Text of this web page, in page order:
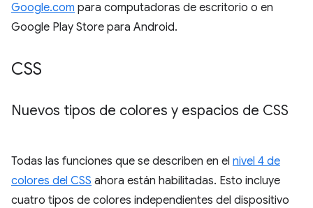
Google.com para computadoras de escritorio o en
Google Play Store para Android.
CSS
Nuevos tipos de colores y espacios de CSS
Todas las funciones que se describen en el nivel 4 de
colores del CSS ahora están habilitadas. Esto incluye
cuatro tipos de colores independientes del dispositivo